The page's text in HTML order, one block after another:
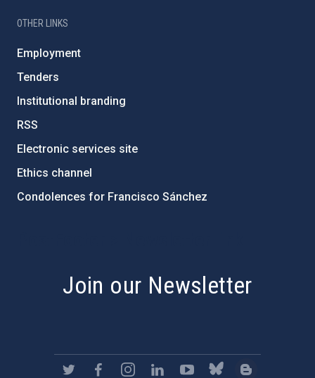
OTHER LINKS
Employment
Tenders
Institutional branding
RSS
Electronic services site
Ethics channel
Condolences for Francisco Sánchez
Join our Newsletter